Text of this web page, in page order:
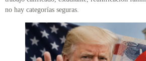
no hay categorías seguras.